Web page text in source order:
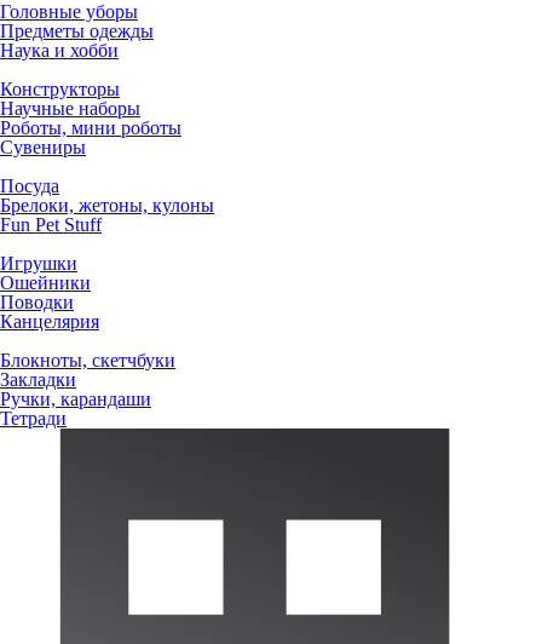
Головные уборы
Предметы одежды
Наука и хобби
Конструкторы
Научные наборы
Роботы, мини роботы
Сувениры
Посуда
Брелоки, жетоны, кулоны
Fun Pet Stuff
Игрушки
Ошейники
Поводки
Канцелярия
Блокноты, скетчбуки
Закладки
Ручки, карандаши
Тетради